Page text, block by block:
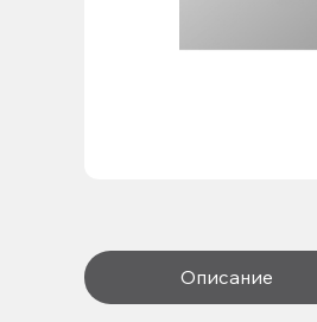
Описание